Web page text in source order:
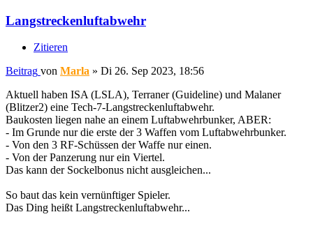
Langstreckenluftabwehr
Zitieren
Beitrag von Marla » Di 26. Sep 2023, 18:56
Aktuell haben ISA (LSLA), Terraner (Guideline) und Malaner
(Blitzer2) eine Tech-7-Langstreckenluftabwehr.
Baukosten liegen nahe an einem Luftabwehrbunker, ABER:
- Im Grunde nur die erste der 3 Waffen vom Luftabwehrbunker.
- Von den 3 RF-Schüssen der Waffe nur einen.
- Von der Panzerung nur ein Viertel.
Das kann der Sockelbonus nicht ausgleichen...
So baut das kein vernünftiger Spieler.
Das Ding heißt Langstreckenluftabwehr...